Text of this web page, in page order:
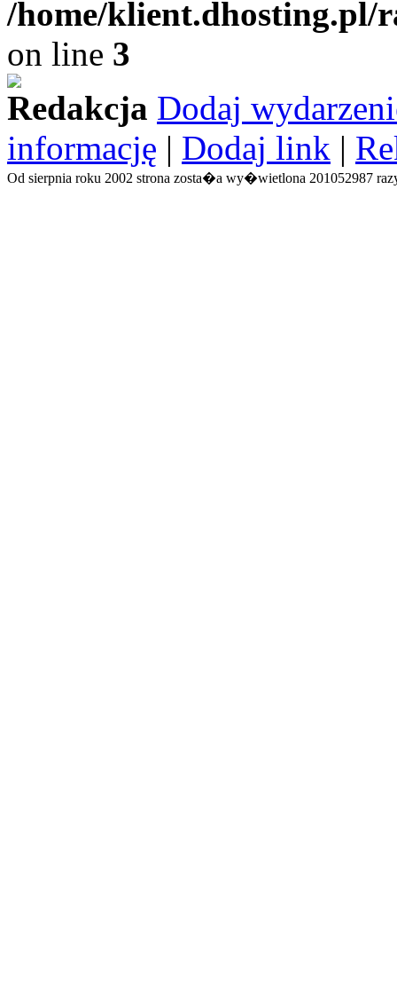
/home/
on line 3
Redakcja Dodaj
informację | Dodaj link |
Od sierpnia roku 2002 strona zosta�a wy�wietlona 201052987